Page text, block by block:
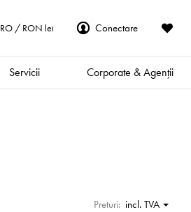
RO / RON lei Conectare
Servicii Corporate & Agenții
Preturi: incl. TVA